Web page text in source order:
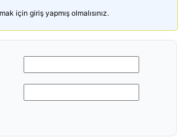
için giriş yapmış olmalısınız.